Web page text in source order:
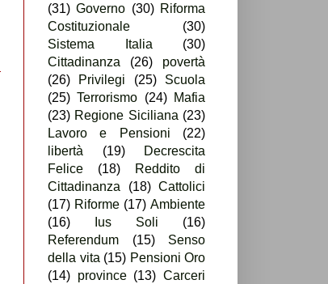
(31) Governo (30) Riforma
Costituzionale
(30)
Sistema Italia
(30)
Cittadinanza
(26)
povertà
(26)
Privilegi (25)
Scuola
(25) Terrorismo (24)
Mafia
(23) Regione Siciliana (23)
Lavoro e Pensioni
(22)
libertà
(19)
Decrescita
Felice
(18)
Reddito di
Cittadinanza
(18) Cattolici
(17) Riforme (17) Ambiente
(16)
Ius Soli
(16)
Referendum
(15)
Senso
della vita (15) Pensioni Oro
(14) province (13) Carceri